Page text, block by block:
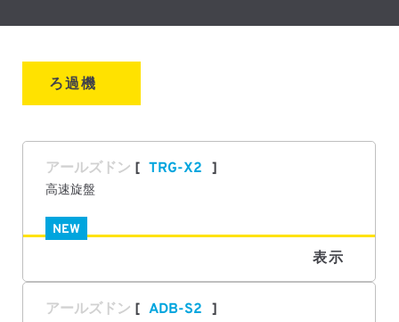
接触
ろ過機
アールズドン TRG-X2
高速旋盤
NEW
表示
アールズドン ADB-S2